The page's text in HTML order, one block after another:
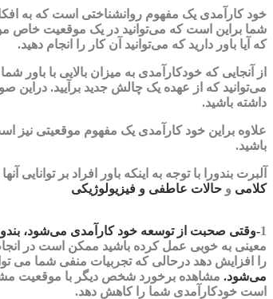
خود کارآمدی یک مفهوم روانشناختی است که به
شما براین است که می‌توانید در یک موقعیت خاص
که آیا باور دارید که می‌توانید آن کار را انجام دهید.
از آنجایی که خودکارآمدی به میزان بالایی با
می‌توانید که از عهده یک چالش جدید برآیید. دراین
داشته باشید.
علاوه براین خود کارآمدی یک مفهوم موقعیتی نیز
باشید.
آلبرت بندورا با توجه به اینکه باور افراد بر
کلامی و حالات عاطفی و فیزیولوژیکی
1-وقتی صحبت از توسعه خود کارآمدی می‌شود،
معینی به خوبی عمل کرده باشید ممکن است در
را افزایش دهد درحالی که تجربیات منفی شما می
می‌شود. مشاهده برخورد شخص دیگر با موقعیت
است خودکارآمدی شما را کاهش دهد.